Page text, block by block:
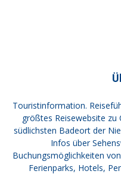
Touristinformation.
größtes Reisewebsite zu
südlichsten Badeort der
Infos über
Buchungsmöglichkeiten
Ferienparks, Hotels,